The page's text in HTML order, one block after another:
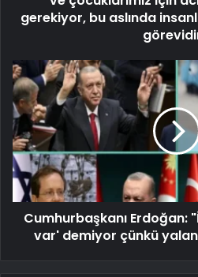
gerekiyor, bu aslında
Cumhurbaşkanı Erdoğan:
var' demiyor çünkü